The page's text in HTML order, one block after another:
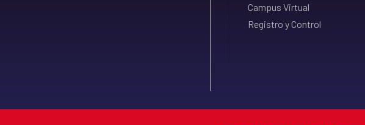
Campus Virtual
Registro y Control